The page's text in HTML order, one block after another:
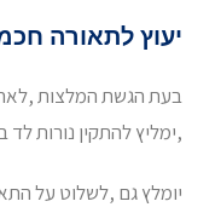
יעוץ לתאורה
בעת הגשת המלצות
,ימליץ להתקין נורות
יומלץ גם ,לשלוט על